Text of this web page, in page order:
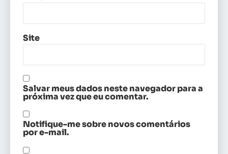
Site
Salvar meus dados neste navegador para a
próxima vez que eu comentar.
Notifique-me sobre novos comentários
por e-mail.